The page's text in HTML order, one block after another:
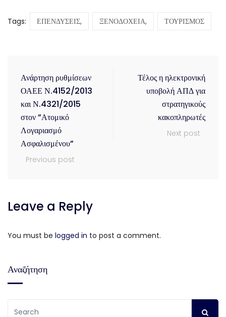
Tags: ΕΠΕΝΔΥΣΕΙΣ, ΞΕΝΟΔΟΧΕΙΑ, ΤΟΥΡΙΣΜΟΣ
Ανάρτηση ρυθμίσεων
ΟΑΕΕ Ν.4152/2013
και Ν.4321/2015
στον ”Ατομικό
Λογαριασμό
Ασφαλισμένου”
Previous post
Τέλος η ηλεκτρονική
υποβολή ΑΠΔ για
στρατηγικούς
κακοπληρωτές
Next post
Leave a Reply
You must be logged in to post a comment.
Αναζήτηση